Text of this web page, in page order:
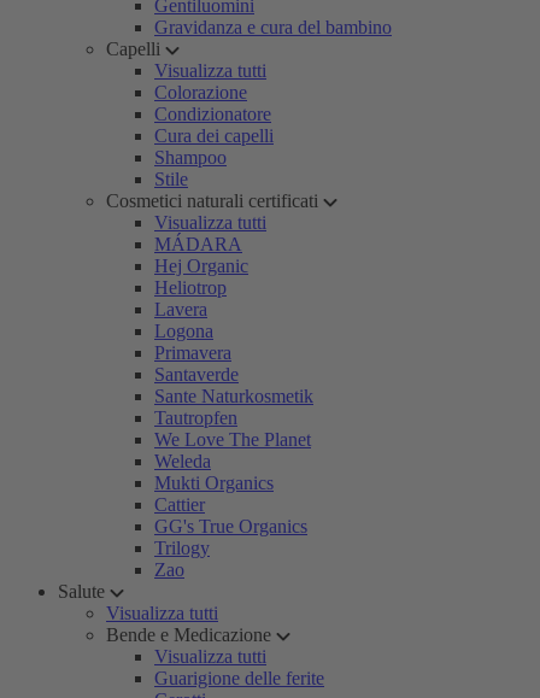
Gentiluomini
Gravidanza e cura del bambino
Capelli
Visualizza tutti
Colorazione
Condizionatore
Cura dei capelli
Shampoo
Stile
Cosmetici naturali certificati
Visualizza tutti
MÁDARA
Hej Organic
Heliotrop
Lavera
Logona
Primavera
Santaverde
Sante Naturkosmetik
Tautropfen
We Love The Planet
Weleda
Mukti Organics
Cattier
GG's True Organics
Trilogy
Zao
Salute
Visualizza tutti
Bende e Medicazione
Visualizza tutti
Guarigione delle ferite